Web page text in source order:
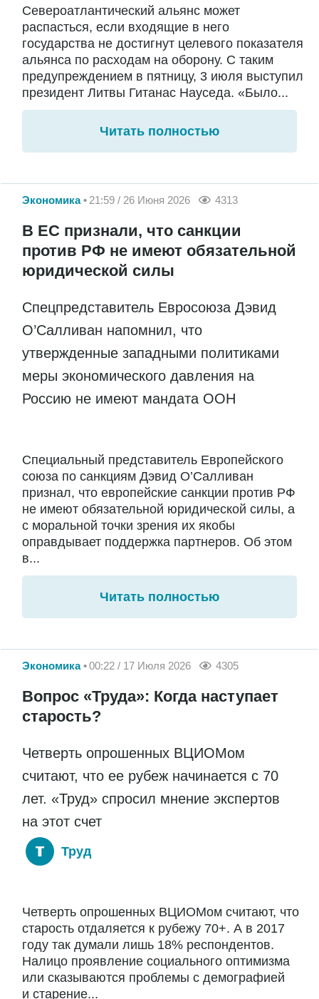
Североатлантический альянс может
распасться, если входящие в него
государства не достигнут целевого показателя
альянса по расходам на оборону. С таким
предупреждением в пятницу, 3 июля выступил
президент Литвы Гитанас Науседа. «Было...
Читать полностью
Экономика 21:59 / 26 Июня 2026 4313
В ЕС признали, что санкции
против РФ не имеют обязательной
юридической силы
Спецпредставитель Евросоюза Дэвид
О’Салливан напомнил, что
утвержденные западными политиками
меры экономического давления на
Россию не имеют мандата ООН
Специальный представитель Европейского
союза по санкциям Дэвид О’Салливан
признал, что европейские санкции против РФ
не имеют обязательной юридической силы, а
с моральной точки зрения их якобы
оправдывает поддержка партнеров. Об этом
в...
Читать полностью
Экономика 00:22 / 17 Июля 2026 4305
Вопрос «Труда»: Когда наступает
старость?
Четверть опрошенных ВЦИОМом
считают, что ее рубеж начинается с 70
лет. «Труд» спросил мнение экспертов
на этот счет
Труд
Четверть опрошенных ВЦИОМом считают, что
старость отдаляется к рубежу 70+. А в 2017
году так думали лишь 18% респондентов.
Налицо проявление социального оптимизма
или сказываются проблемы с демографией
и старение...